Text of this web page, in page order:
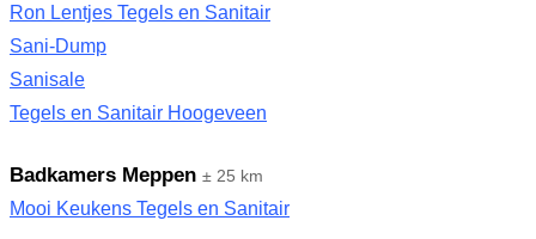
Ron Lentjes Tegels en Sanitair
Sani-Dump
Sanisale
Tegels en Sanitair Hoogeveen
Badkamers Meppen ± 25 km
Mooi Keukens Tegels en Sanitair